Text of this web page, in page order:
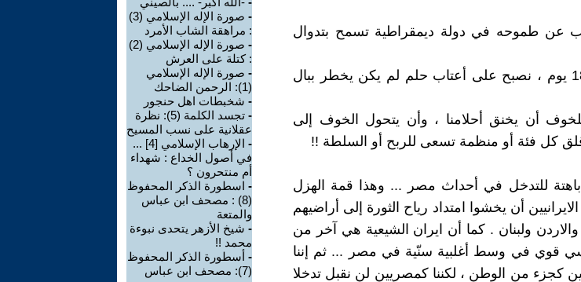
عن طموحه في دولة ديمقراطية تسمح بتدوال
ومن كان يصدق أننا وفي مدة 18 يوم ، نصبح على أعتاب حلم لم يكن يخطر ببال
أن يخنق أحلامنا ، وأن يتحول الخوف إلى
كل فئة أو منظمة تسعى للربح أو السلطة !!
باهتة للتدخل في أحداث مصر ... وهذا قمة الهزل
أن يخشوا امتداد رياح الثورة إلى أراضيهم
ولبنان . كما أن ايران الشيعية هي آخر من
قوي في وسط أغلبية سنّية في مصر ... ثم إننا
كجزء من الوطن ، لكننا كمصريين لن نقبل تدخلا
-
صورة الإله الإسلامي (3)
: مراهقة الشاب الأمرد
-
صورة الإله الإسلامي (2)
: كتلة على العرش
- صورة الإله الإسلامي
(1): الرحمن الضاحك
- شخبطات اهل حنجور
-
تجسد الكلمة (5): نظرة
عقلانية على نسب المسيح
-
الإرهاب الإسلامي [4] ...
في أصول الخداع : شهداء
أم منتحرون ؟
- اسطورة الذكر المحفوظ
(8) : مصحف ابن عباس
والمتعة
- شيخ الأزهر يتحدى نبوءة
محمد !!
- أسطورة الذكر المحفوظ
(7): مصحف ابن عباس